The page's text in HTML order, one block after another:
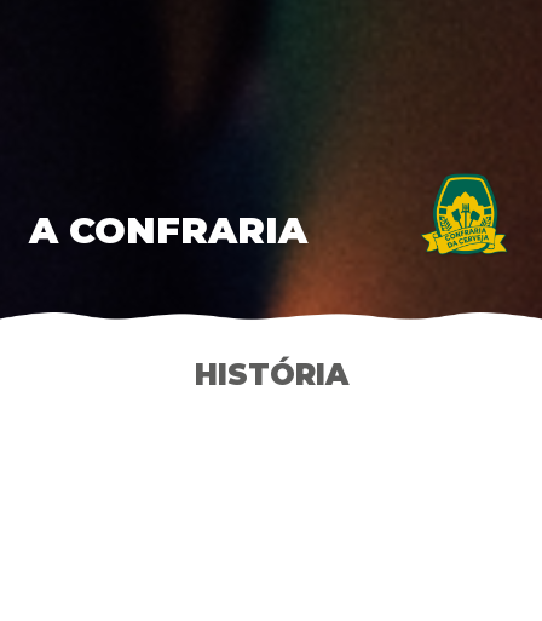
A CONFRARIA
HISTÓRIA